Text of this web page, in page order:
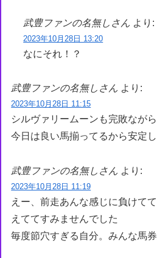
武豊ファンの名無しさん より:
2023年10月28日 13:20
なにそれ！？
武豊ファンの名無しさん より:
2023年10月28日 11:15
シルヴァリームーンも完敗なが
今日は良い馬揃ってるから安定
武豊ファンの名無しさん より:
2023年10月28日 11:19
えー、前走あんな感じに負けて
えててすみませんでした
毎度節穴すぎる自分。みんな馬